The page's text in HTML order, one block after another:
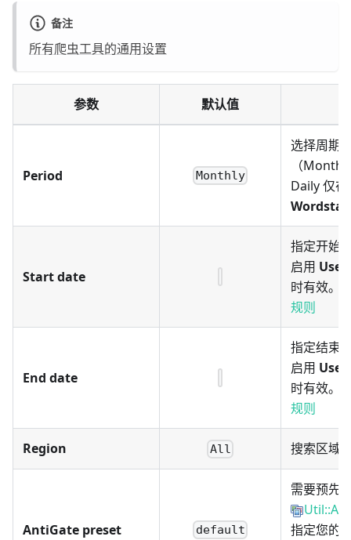
备注
所有爬虫工具的通用设置
参数 默认值
Period Monthly
选择周期
（
Daily 仅
Wordstat
Start date
指定开始
启用 Use
时有效。
规则
End date
指定结束
启用 Use
时有效。
规则
Region All 搜索区域
AntiGate preset default
需要预先
指定您的